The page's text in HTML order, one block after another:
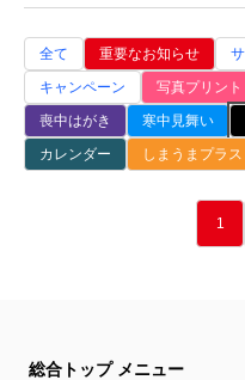
全て 重要なお知らせ
キャンペーン
写真プリント
喪中はがき
寒中見舞い
カレンダー
しまうまプラス
1
総合トップ メニュー